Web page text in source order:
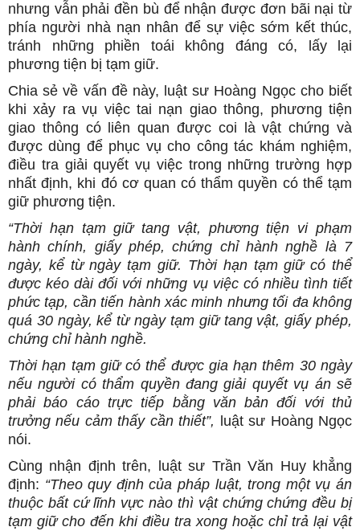
nhưng vẫn phải đền bù để nhận được đơn bãi nại từ
phía người nhà nạn nhân để sự việc sớm kết thúc,
tránh những phiền toái không đáng có, lấy lại
phương tiện bị tạm giữ.
Chia sẻ về vấn đề này, luật sư Hoàng Ngọc cho biết
khi xảy ra vụ việc tai nạn giao thông, phương tiện
giao thông có liên quan được coi là vật chứng và
được dùng để phục vụ cho công tác khám nghiệm,
điều tra giải quyết vụ việc trong những trường hợp
nhất định, khi đó cơ quan có thẩm quyền có thể tạm
giữ phương tiện.
“Thời hạn tạm giữ tang vật, phương tiện vi phạm
hành chính, giấy phép, chứng chỉ hành nghề là 7
ngày, kể từ ngày tạm giữ. Thời hạn tạm giữ có thể
được kéo dài đối với những vụ việc có nhiều tình tiết
phức tạp, cần tiến hành xác minh nhưng tối đa không
quá 30 ngày, kể từ ngày tạm giữ tang vật, giấy phép,
chứng chỉ hành nghề.
Thời hạn tạm giữ có thể được gia hạn thêm 30 ngày
nếu người có thẩm quyền đang giải quyết vụ án sẽ
phải báo cáo trực tiếp bằng văn bản đối với thủ
trưởng nếu cảm thấy cần thiết”,
luật sư Hoàng Ngọc
nói.
Cùng nhận định trên, luật sư Trần Văn Huy khẳng
định: “Theo quy định của pháp luật, trong một vụ án
thuộc bất cứ lĩnh vực nào thì vật chứng chứng đều bị
tạm giữ cho đến khi điều tra xong hoặc chỉ trả lại vật